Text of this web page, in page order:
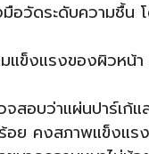
อวัดระดับความชื้น
แข็งแรงของผิวหน้
สอบว่าแผ่นปาร์เก้
ย คงสภาพแข็งแร